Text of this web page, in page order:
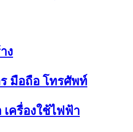
ง
มือถือ โทรศัพท์
ครื่องใช้ไฟฟ้า